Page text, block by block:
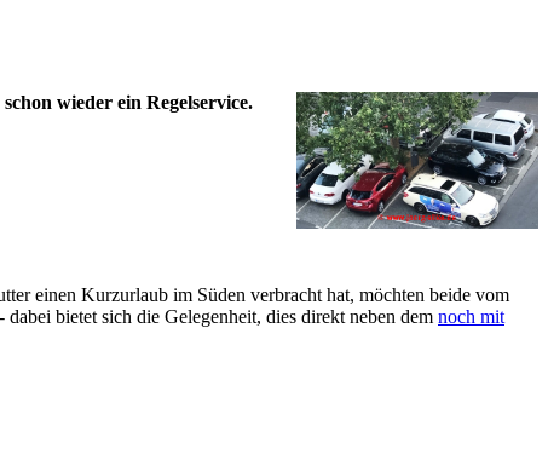
wieder ein Regelservice.
einen Kurzurlaub im Süden verbracht hat, möchten beide vom
bietet sich die Gelegenheit, dies direkt neben dem noch mit